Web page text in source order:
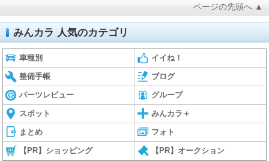
ページの先頭へ ▲
みんカラ 人気のカテゴリ
車種別 イイね！
整備手帳 ブログ
パーツレビュー グループ
スポット みんカラ＋
まとめ フォト
【PR】ショッピング 【PR】オークション